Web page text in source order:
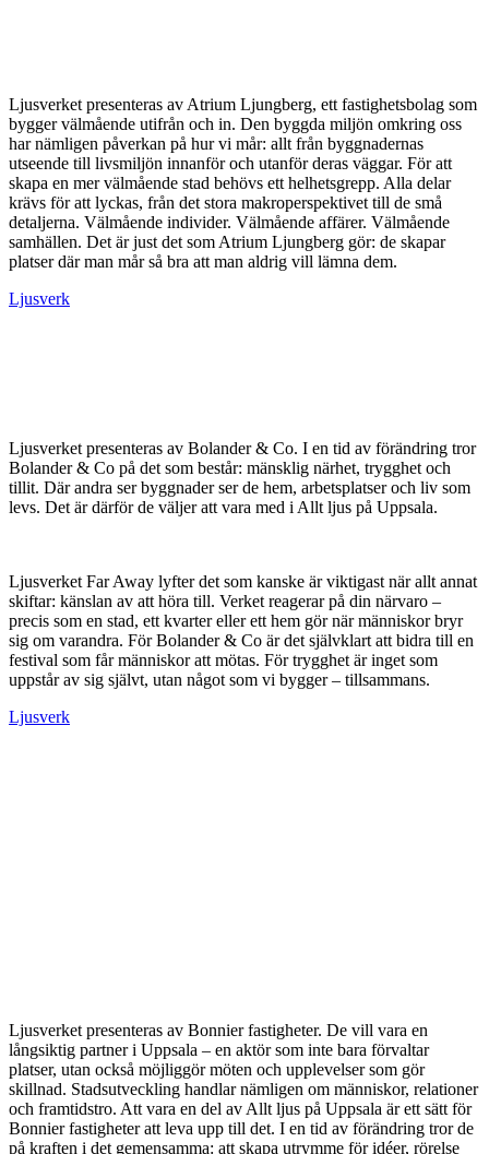
Ljusverket presenteras av Atrium Ljungberg, ett fastighetsbolag som
bygger välmående utifrån och in. Den byggda miljön omkring oss
har nämligen påverkan på hur vi mår: allt från byggnadernas
utseende till livsmiljön innanför och utanför deras väggar. För att
skapa en mer välmående stad behövs ett helhetsgrepp. Alla delar
krävs för att lyckas, från det stora makroperspektivet till de små
detaljerna. Välmående individer. Välmående affärer. Välmående
samhällen. Det är just det som Atrium Ljungberg gör: de skapar
platser där man mår så bra att man aldrig vill lämna dem.
Ljusverk
Ljusverket presenteras av Bolander & Co. I en tid av förändring tror
Bolander & Co på det som består: mänsklig närhet, trygghet och
tillit. Där andra ser byggnader ser de hem, arbetsplatser och liv som
levs. Det är därför de väljer att vara med i Allt ljus på Uppsala.
Ljusverket Far Away lyfter det som kanske är viktigast när allt annat
skiftar: känslan av att höra till. Verket reagerar på din närvaro –
precis som en stad, ett kvarter eller ett hem gör när människor bryr
sig om varandra. För Bolander & Co är det självklart att bidra till en
festival som får människor att mötas. För trygghet är inget som
uppstår av sig självt, utan något som vi bygger – tillsammans.
Ljusverk
Ljusverket presenteras av Bonnier fastigheter. De vill vara en
långsiktig partner i Uppsala – en aktör som inte bara förvaltar
platser, utan också möjliggör möten och upplevelser som gör
skillnad. Stadsutveckling handlar nämligen om människor, relationer
och framtidstro. Att vara en del av Allt ljus på Uppsala är ett sätt för
Bonnier fastigheter att leva upp till det. I en tid av förändring tror de
på kraften i det gemensamma: att skapa utrymme för idéer, rörelse